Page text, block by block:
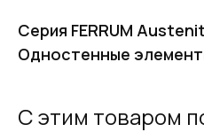
Серия FERRUM
Одностенные
С этим товаром